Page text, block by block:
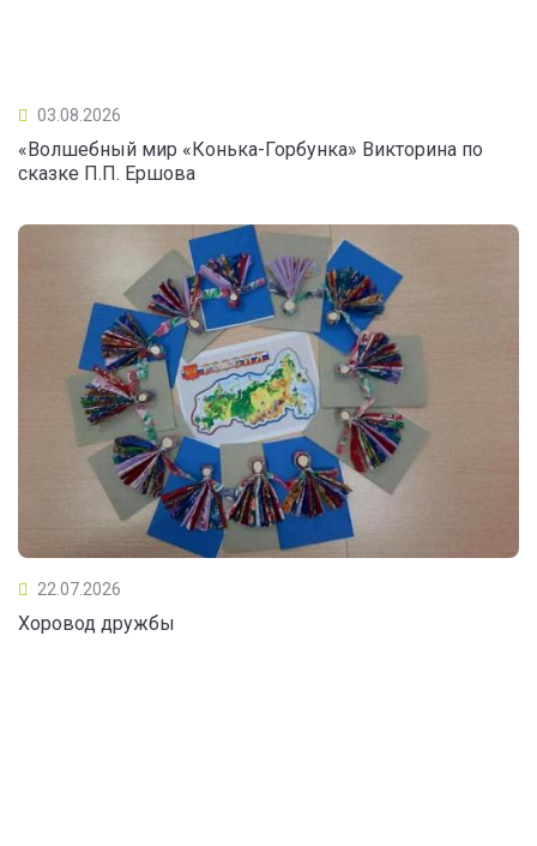
03.08.2026
«Волшебный мир «Конька-Горбунка» Викторина по
сказке П.П. Ершова
22.07.2026
Хоровод дружбы